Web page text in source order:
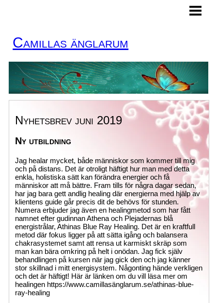
BOKA TID
KURSER
KONTAKT
Camillas änglarum
Nyhetsbrev juni 2019
Ny utbildning
Jag healar mycket, både människor som kommer till mig
och på distans. Det är otroligt häftigt hur man med detta
enkla, holistiska sätt kan förändra energier och få
människor att må bättre. Fram tills för några dagar sedan,
har jag bara gett andlig healing där energierna med hjälp av
klientens guide går precis dit de behövs för stunden.
Numera erbjuder jag även en healingmetod som har fått
namnet efter gudinnan Athena och Plejadernas blå
energistrålar, Athinas Blue Ray Healing. Det är en kraftfull
metod där fokus ligger på att sätta igång och balansera
chakrasystemet samt att rensa ut karmiskt skräp som
man kan bära omkring på helt i onödan. Jag fick själv
behandlingen på kursen när jag gick den och jag känner
stor skillnad i mitt energisystem. Någonting hände verkligen
och det är häftigt! Här är länken om du vill läsa mer om
healingen https://www.camillasänglarum.se/athinas-blue-
ray-healing